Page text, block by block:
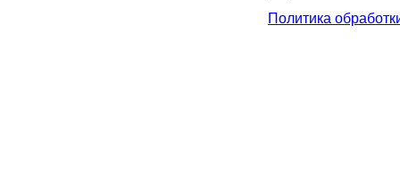
Политика